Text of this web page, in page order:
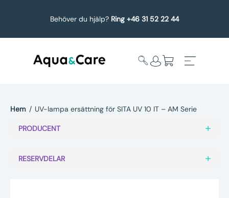
Behöver du hjälp? Ring +46 31 52 22 44
undermeny
Hem / UV-lampa ersättning för SITA UV 10 IT – AM Serie
PRODUCENT
RESERVDELAR